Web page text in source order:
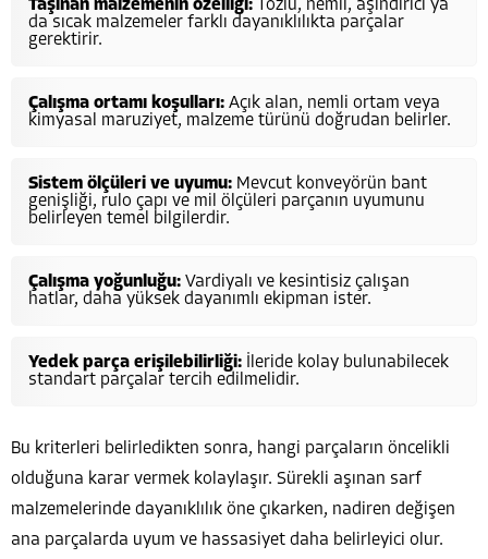
Taşınan malzemenin özelliği: Tozlu, nemli, aşındırıcı ya
da sıcak malzemeler farklı dayanıklılıkta parçalar
gerektirir.
Çalışma ortamı koşulları: Açık alan, nemli ortam veya
kimyasal maruziyet, malzeme türünü doğrudan belirler.
Sistem ölçüleri ve uyumu: Mevcut konveyörün bant
genişliği, rulo çapı ve mil ölçüleri parçanın uyumunu
belirleyen temel bilgilerdir.
Çalışma yoğunluğu: Vardiyalı ve kesintisiz çalışan
hatlar, daha yüksek dayanımlı ekipman ister.
Yedek parça erişilebilirliği: İleride kolay bulunabilecek
standart parçalar tercih edilmelidir.
Bu kriterleri belirledikten sonra, hangi parçaların öncelikli
olduğuna karar vermek kolaylaşır. Sürekli aşınan sarf
malzemelerinde dayanıklılık öne çıkarken, nadiren değişen
ana parçalarda uyum ve hassasiyet daha belirleyici olur.